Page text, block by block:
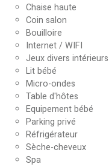
Chaise haute
Coin salon
Bouilloire
Internet / WIFI
Jeux divers intérieurs
Lit bébé
Micro-ondes
Table d'hôtes
Equipement bébé
Parking privé
Réfrigérateur
Sèche-cheveux
Spa